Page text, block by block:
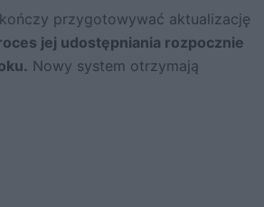
przygotowywać aktualizację
jej udostępniania rozpocznie
Nowy system otrzymają